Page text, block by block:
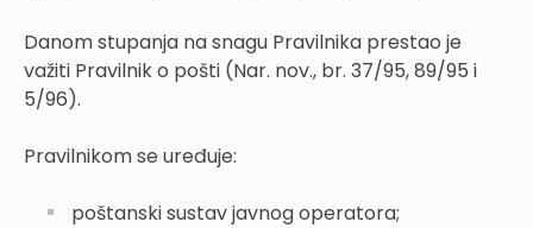
Danom stupanja na snagu Pravilnika prestao je
važiti Pravilnik o pošti (Nar. nov., br. 37/95, 89/95 i
5/96).
Pravilnikom se uređuje:
poštanski sustav javnog operatora;